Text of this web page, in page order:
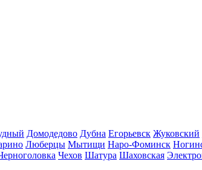
Домодедово Дубна Егорьевск Жуковский
Люберцы Мытищи Наро-Фоминск
Чехов Шатура Шаховская